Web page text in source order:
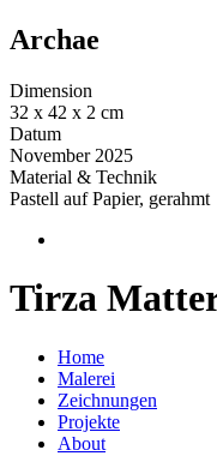
Archae
Dimension
32 x 42 x 2 cm
Datum
November 2025
Material & Technik
Pastell auf Papier, gerahmt
Tirza
Home
Malerei
Zeichnungen
Projekte
About